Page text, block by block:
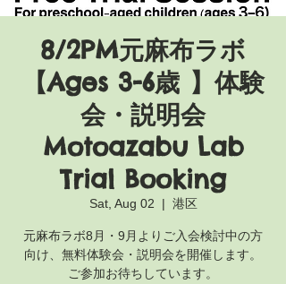
8/2PM元麻布ラボ
【Ages 3-6歳 】体験
会・説明会
Motoazabu Lab
Trial Booking
Sat, Aug 02
  |
港区
元麻布ラボ8月・9月よりご入会検討中の方
向け、無料体験会・説明会を開催します。
ご参加お待ちしています。